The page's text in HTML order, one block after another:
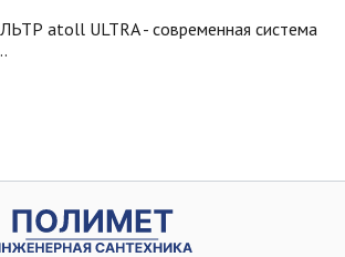
atoll ULTRA - современная система